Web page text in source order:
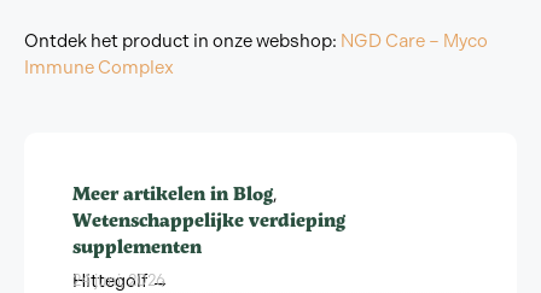
Ontdek het product in onze webshop: NGD Care – Myco
Immune Complex
Meer artikelen inBlog,
Wetenschappelijke verdieping
supplementen
Hittegolf →
24 juni, 2026